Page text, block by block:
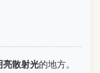
亮散射光的地方。